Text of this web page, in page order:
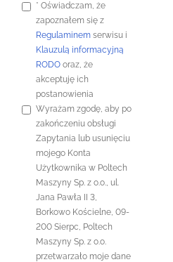
* Oświadczam, że
zapoznałem się z
Regulaminem serwisu i
Klauzulą informacyjną
RODO oraz, że
akceptuję ich
postanowienia
Wyrażam zgodę, aby po
zakończeniu obsługi
Zapytania lub usunięciu
mojego Konta
Użytkownika w Poltech
Maszyny Sp. z o.o., ul.
Jana Pawła II 3,
Borkowo Kościelne, 09-
200 Sierpc, Poltech
Maszyny Sp. z o.o.
przetwarzało moje dane